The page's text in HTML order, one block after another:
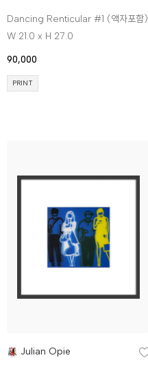
Dancing Renticular #1 (액자포함)
W 21.0 x H 27.0
90,000
PRINT
Julian Opie